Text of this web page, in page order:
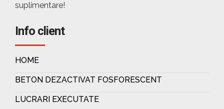
suplimentare!
Info client
HOME
BETON DEZACTIVAT FOSFORESCENT
LUCRARI EXECUTATE